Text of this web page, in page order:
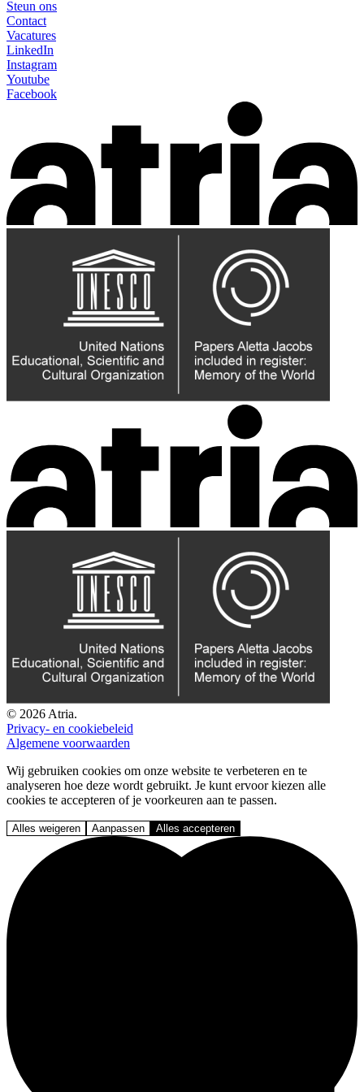
Steun ons
Contact
Vacatures
LinkedIn
Instagram
Youtube
Facebook
© 2026 Atria.
Privacy- en cookiebeleid
Algemene voorwaarden
Wij gebruiken cookies om onze website te verbeteren en te
analyseren hoe deze wordt gebruikt. Je kunt ervoor kiezen alle
cookies te accepteren of je voorkeuren aan te passen.
Alles weigeren Aanpassen Alles accepteren